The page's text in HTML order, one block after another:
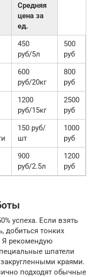
Средняя
цена за
ед.
450
руб/5л
500
руб
600
руб/20кг
800
руб
1200
руб/15кг
2500
руб
150 руб/
шт
1000
руб
900
руб/2.5л
1200
руб
успеха. Если взять
добиться тонких
Я рекомендую
шпатели
краями.
подходят обычные